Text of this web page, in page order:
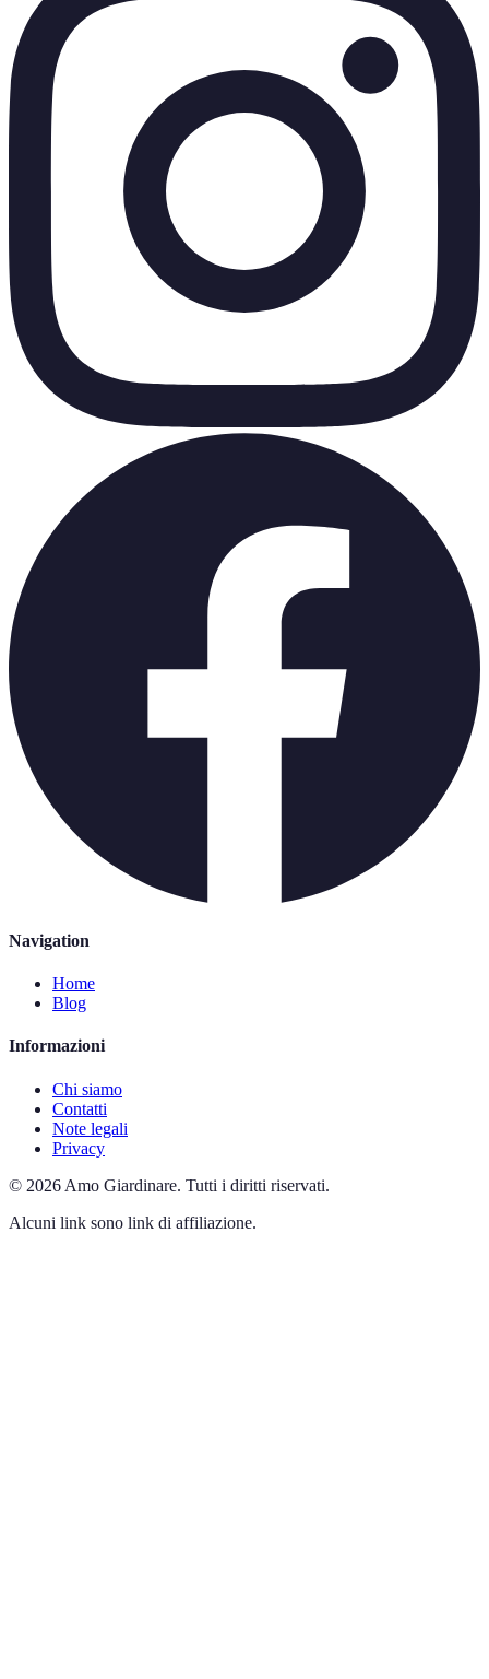
Navigation
Home
Blog
Informazioni
Chi siamo
Contatti
Note legali
Privacy
© 2026 Amo Giardinare. Tutti i diritti riservati.
Alcuni link sono link di affiliazione.